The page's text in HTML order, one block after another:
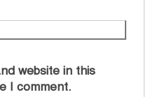
website in this
I comment.